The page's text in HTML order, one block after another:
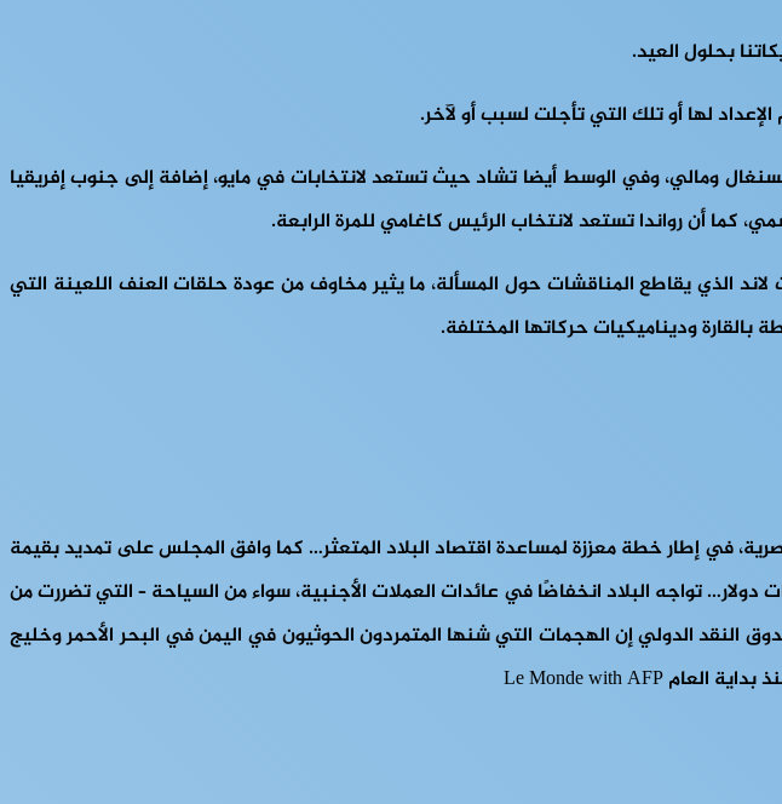
لها أو تلك التي تأجلت لسبب أو لآخر.
ومالي، وفي الوسط أيضا تشاد حيث تستعد لانتخابات في مايو، إضافة إلى جنوب إفريقيا
كما أن رواندا تستعد لانتخاب الرئيس كاغامي للمرة الرابعة.
الذي يقاطع المناقشات حول المسألة، ما يثير مخاوف من عودة حلقات العنف اللعينة التي
وديناميكيات حركاتها المختلفة.
آذار، عن صرف فوري لمبلغ 820 مليون دولار للحكومة المصرية، في إطار خطة معززة لمساعدة اقتصاد البلاد المتعثر… كما وافق المجلس على تمديد بقيمة
أعلن عنها في بداية العام. الشهر التالي، ليصل إجمالي قروض الصندوق لمصر إلى 8 مليارات دولار… تواجه البلاد انخفاضًا في عائدات العملات الأجنبية، سواء من السياحة – التي تضررت من
النقد الدولي إن الهجمات التي شنها المتمردون الحوثيون في اليمن في البحر الأحمر وخليج